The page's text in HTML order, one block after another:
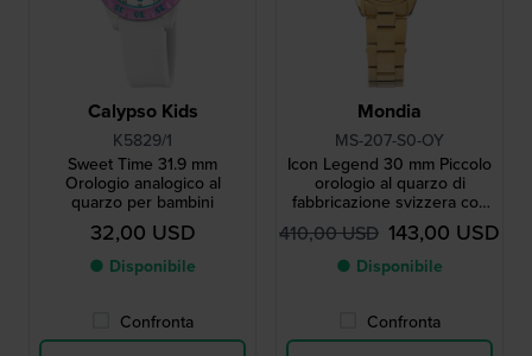
Calypso Kids
K5829/1
Sweet Time 31.9 mm
Orologio analogico al
quarzo per bambini
32,00 USD
● Disponibile
Confronta
Mondia
MS-207-S0-OY
Icon Legend 30 mm Piccolo
orologio al quarzo di
fabbricazione svizzera con
lunetta scanalata
410,00 USD 143,00 USD
● Disponibile
Confronta